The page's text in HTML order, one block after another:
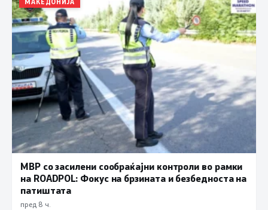
МВР со засилени сообраќајни контроли во рамки
на ROADPOL: Фокус на брзината и безбедноста на
патиштата
пред 8 ч.